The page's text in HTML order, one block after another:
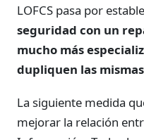
LOFCS pasa por
seguridad con un
mucho más
dupliquen las
La siguiente medida
mejorar la relación